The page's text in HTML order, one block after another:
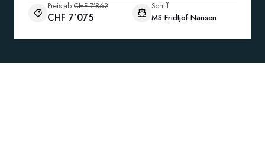
Preis ab CHF 7’862
CHF 7’075
Schiff
MS Fridtjof Nansen